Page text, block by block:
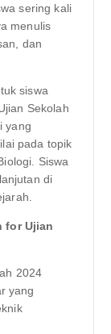
sering kali
menulis
dan
siswa
Sekolah
yang
pada topik
Siswa
di
for Ujian
2024
yang